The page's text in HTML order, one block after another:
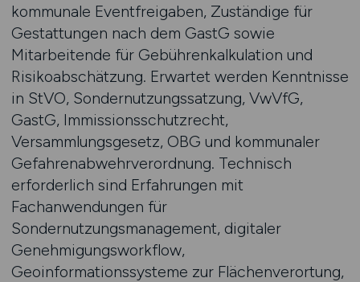
kommunale Eventfreigaben, Zuständige für
Gestattungen nach dem GastG sowie
Mitarbeitende für Gebührenkalkulation und
Risikoabschätzung. Erwartet werden Kenntnisse
in StVO, Sondernutzungssatzung, VwVfG,
GastG, Immissionsschutzrecht,
Versammlungsgesetz, OBG und kommunaler
Gefahrenabwehrverordnung. Technisch
erforderlich sind Erfahrungen mit
Fachanwendungen für
Sondernutzungsmanagement, digitaler
Genehmigungsworkflow,
Geoinformationssysteme zur Flächenverortung,